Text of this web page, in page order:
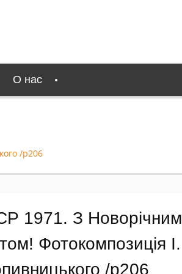
О нас
/р206
1971. З Новорічним
Фотокомпозиція І.
/р206